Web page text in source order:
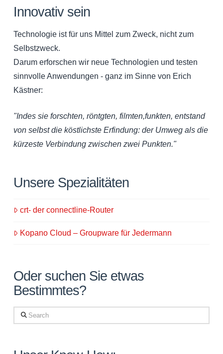
Innovativ sein
Technologie ist für uns Mittel zum Zweck, nicht zum
Selbstzweck.
Darum erforschen wir neue Technologien und testen
sinnvolle Anwendungen - ganz im Sinne von Erich
Kästner:
"Indes sie forschten, röntgten, filmten,funkten, entstand
von selbst die köstlichste Erfindung: der Umweg als die
kürzeste Verbindung zwischen zwei Punkten."
Unsere Spezialitäten
crt- der connectline-Router
Kopano Cloud – Groupware für Jedermann
Oder suchen Sie etwas
Bestimmtes?
Search